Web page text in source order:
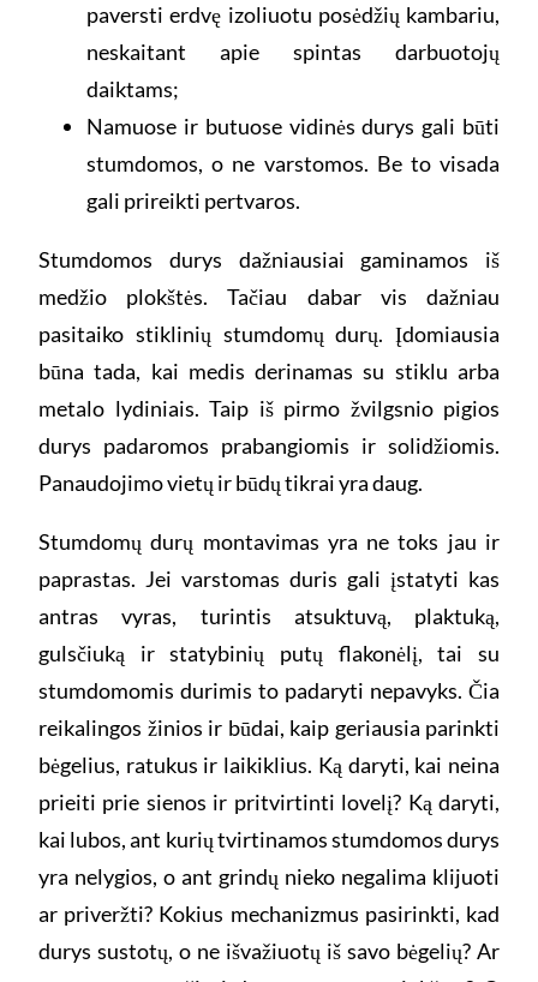
paversti erdvę izoliuotu posėdžių kambariu,
neskaitant apie spintas darbuotojų
daiktams;
Namuose ir butuose vidinės durys gali būti
stumdomos, o ne varstomos. Be to visada
gali prireikti pertvaros.
Stumdomos durys dažniausiai gaminamos iš
medžio plokštės. Tačiau dabar vis dažniau
pasitaiko stiklinių stumdomų durų. Įdomiausia
būna tada, kai medis derinamas su stiklu arba
metalo lydiniais. Taip iš pirmo žvilgsnio pigios
durys padaromos prabangiomis ir solidžiomis.
Panaudojimo vietų ir būdų tikrai yra daug.
Stumdomų durų montavimas yra ne toks jau ir
paprastas. Jei varstomas duris gali įstatyti kas
antras vyras, turintis atsuktuvą, plaktuką,
gulsčiuką ir statybinių putų flakonėlį, tai su
stumdomomis durimis to padaryti nepavyks. Čia
reikalingos žinios ir būdai, kaip geriausia parinkti
bėgelius, ratukus ir laikiklius. Ką daryti, kai neina
prieiti prie sienos ir pritvirtinti lovelį? Ką daryti,
kai lubos, ant kurių tvirtinamos stumdomos durys
yra nelygios, o ant grindų nieko negalima klijuoti
ar priveržti? Kokius mechanizmus pasirinkti, kad
durys sustotų, o ne išvažiuotų iš savo bėgelių? Ar